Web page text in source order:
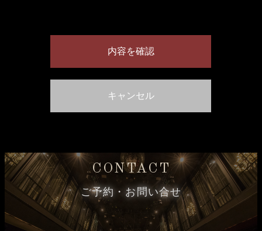
CONTACT
ご予約・お問い合せ